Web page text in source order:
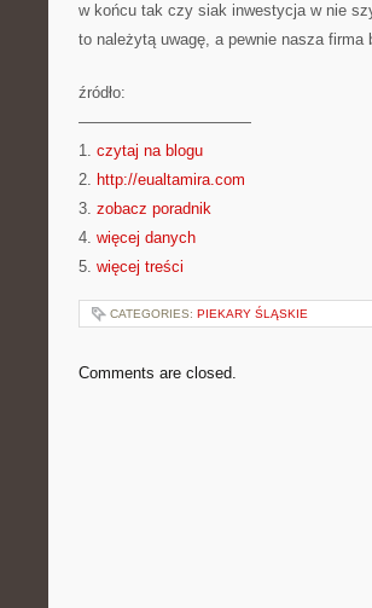
w końcu tak czy siak inwestycja w nie
to należytą uwagę, a pewnie nasza firma
źródło:
———————————
1. czytaj na blogu
2. http://eualtamira.com
3. zobacz poradnik
4. więcej danych
5. więcej treści
CATEGORIES: PIEKARY ŚLĄSKIE
Comments are closed.